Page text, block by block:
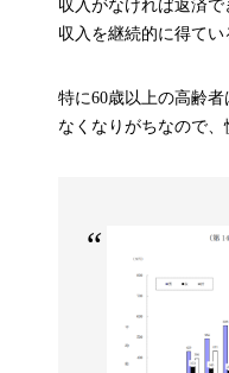
収入がなければ返済
収入を継続的に得てい
特に60歳以上の高齢
なくなりがちなので、